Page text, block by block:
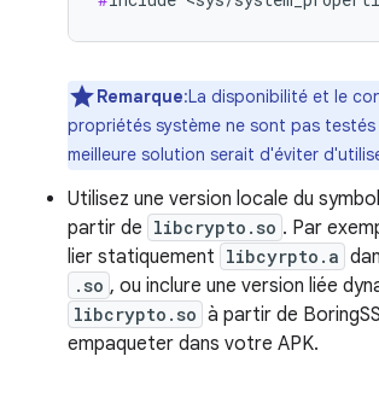
Remarque:La disponibilité et le
propriétés système ne sont pas testés
meilleure solution serait d'éviter
Utilisez une version locale du
partir de libcrypto.so . Par
lier statiquement libcyrpto.a
.so , ou inclure une version liée
libcrypto.so à partir de
empaqueter dans votre APK.